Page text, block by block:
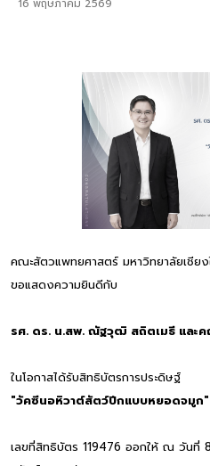
16 พฤษภาคม 2569
คณะสัตวแพทยศาสตร์ มหาวิทยาลัยเชียง
ขอแสดงความยินดีกับ
รศ. ดร. น.สพ. ณัฐวุฒิ สถิตเมธี และค
ในโอกาสได้รับสิทธิบัตรการประดิษฐ์
"วัคซีนอหิวาต์สัตว์ปีกแบบหยอดจมูก"
เลขที่สิทธิบัตร 119476 ออกให้ ณ วันที่